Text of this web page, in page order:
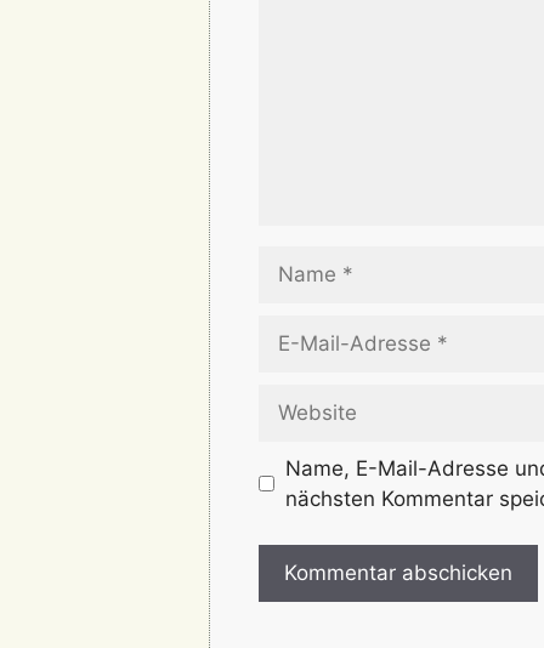
Mail-
Name, E-Mail-Adresse
nächsten Kommentar